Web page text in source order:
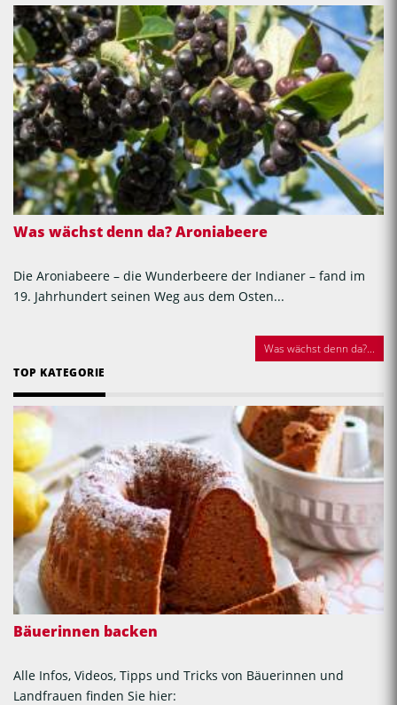
Was wächst denn da? Aroniabeere
Die Aroniabeere – die Wunderbeere der Indianer – fand im
19. Jahrhundert seinen Weg aus dem Osten...
Was wächst denn da?...
TOP KATEGORIE
Bäuerinnen backen
Alle Infos, Videos, Tipps und Tricks von Bäuerinnen und
Landfrauen finden Sie hier: